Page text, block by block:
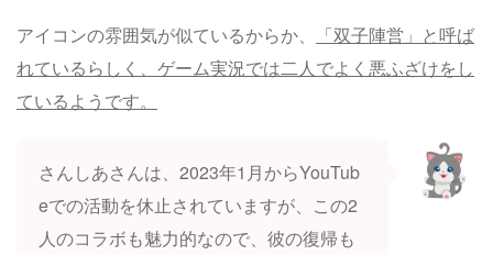
アイコンの雰囲気が似ているからか、
「双子陣営」と呼ば
れているらしく、ゲーム実況では二人でよく悪ふざけをし
ているようです。
さんしあさんは、2023年1月からYouTub
eでの活動を休止されていますが、この2
人のコラボも魅力的なので、彼の復帰も